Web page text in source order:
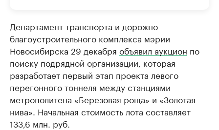
Департамент транспорта и дорожно-
благоустроительного комплекса мэрии
Новосибирска 29 декабря объявил аукцион по
поиску подрядной организации, которая
разработает первый этап проекта левого
перегонного тоннеля между станциями
метрополитена «Березовая роща» и «Золотая
нива». Начальная стоимость лота составляет
133,6 млн. руб.